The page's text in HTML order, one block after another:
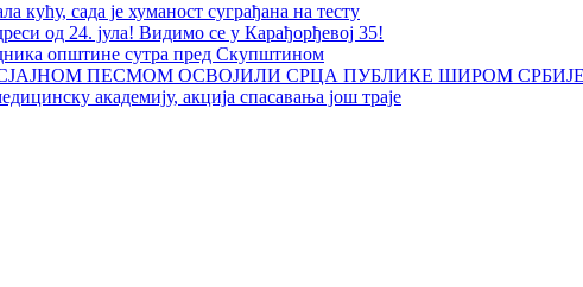
кућу, сада је хуманост суграђана на тесту
од 24. јула! Видимо се у Карађорђевој 35!
општине сутра пред Скупштином
ПЕСМОМ ОСВОЈИЛИ СРЦА ПУБЛИКЕ ШИРОМ СРБИЈЕ
академију, акција спасавања још траје